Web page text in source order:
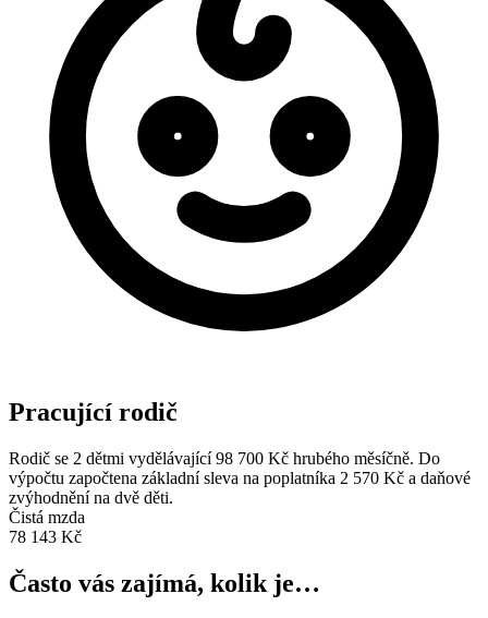
Pracující rodič
Rodič se 2 dětmi vydělávající 98 700 Kč hrubého měsíčně. Do
výpočtu započtena základní sleva na poplatníka 2 570 Kč a daňové
zvýhodnění na dvě děti.
Čistá mzda
78 143 Kč
Často vás zajímá, kolik je…